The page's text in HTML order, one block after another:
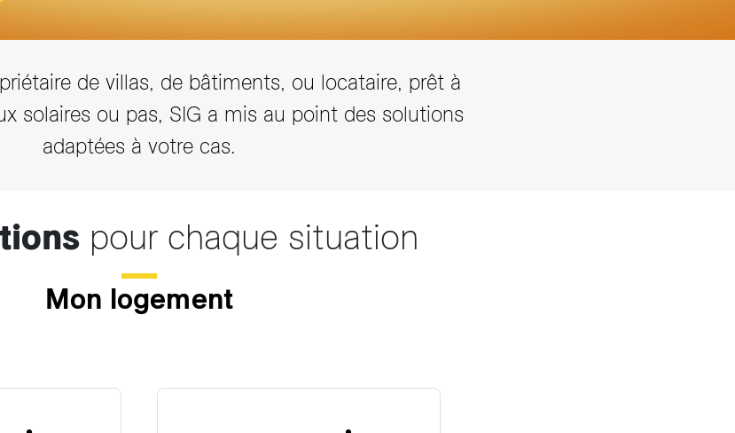
de villas, de bâtiments, ou locataire, prêt à
solaires ou pas, SIG a mis au point des solutions
adaptées à votre cas.
pour chaque situation
Mon logement